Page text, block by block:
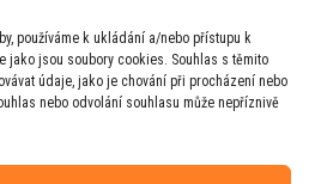
používáme k ukládání a/nebo přístupu k
jako jsou soubory cookies. Souhlas s těmito
údaje, jako je chování při procházení nebo
nebo odvolání souhlasu může nepříznivě
RUDIve spolupráci s
ZEST BRAND.